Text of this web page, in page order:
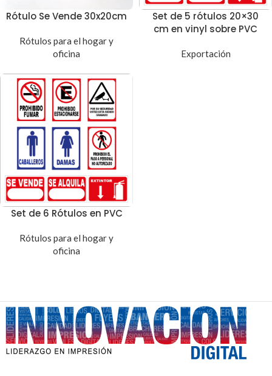
Rótulo Se Vende 30x20cm
Rótulos para el hogar y
oficina
Set de 5 rótulos 20×30
cm en vinyl sobre PVC
Exportación
Set de 6 Rótulos en PVC
Rótulos para el hogar y
oficina